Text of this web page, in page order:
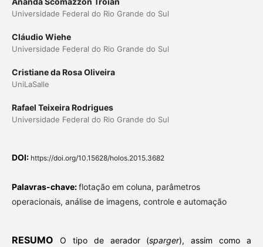
Universidade Federal do Rio Grande do Sul
Cláudio Wiehe
Universidade Federal do Rio Grande do Sul
Cristiane da Rosa Oliveira
UniLaSalle
Rafael Teixeira Rodrigues
Universidade Federal do Rio Grande do Sul
DOI: https://doi.org/10.15628/holos.2015.3682
Palavras-chave:flotação em coluna, parâmetros
operacionais, análise de imagens, controle e automação
RESUMO O tipo de aerador (sparger), assim como a